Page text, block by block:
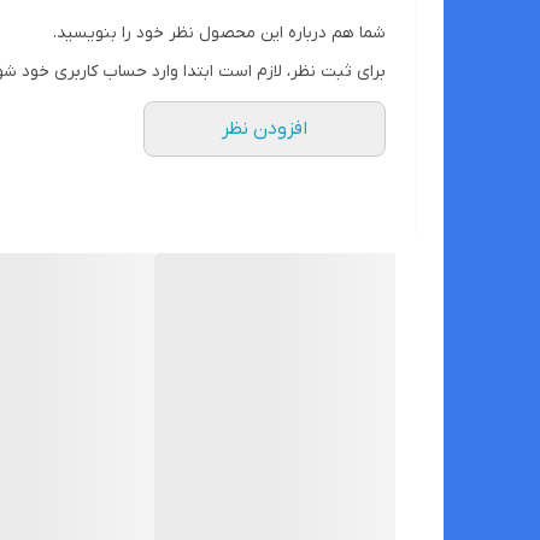
شما هم درباره این محصول نظر خود را بنویسید.
برای ثبت نظر، لازم است ابتدا وارد حساب کاربری خود
افزودن نظر